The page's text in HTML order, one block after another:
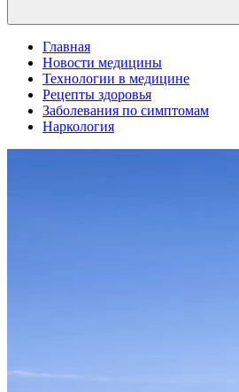
Главная
Новости медицины
Технологии в медицине
Рецепты здоровья
Заболевания по симптомам
Наркология